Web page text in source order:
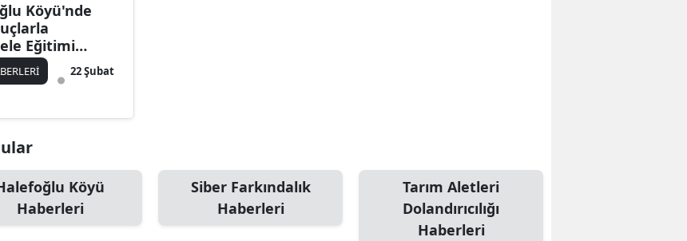
Çanakkale
Çankırı
Köyü'nde
Eğitimi
22 Şubat
Köyü
Haberleri
Siber Farkındalık
Haberleri
Tarım Aletleri
Dolandırıcılığı
Haberleri